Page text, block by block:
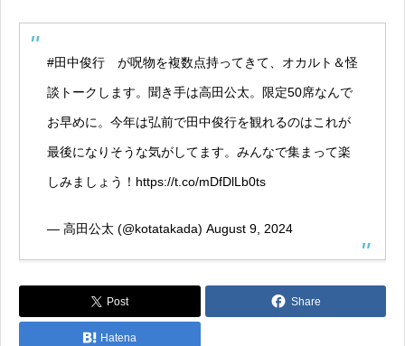
#田中俊行 が呪物を複数点持ってきて、オカルト＆怪
談トークします。聞き手は高田公太。限定50席なんで
お早めに。今年は弘前で田中俊行を観れるのはこれが
最後になりそうな気がしてます。みんなで集まって楽
しみましょう！ https://t.co/mDfDlLb0ts
— 高田公太 (@kotatakada) August 9, 2024
Post Share
Hatena